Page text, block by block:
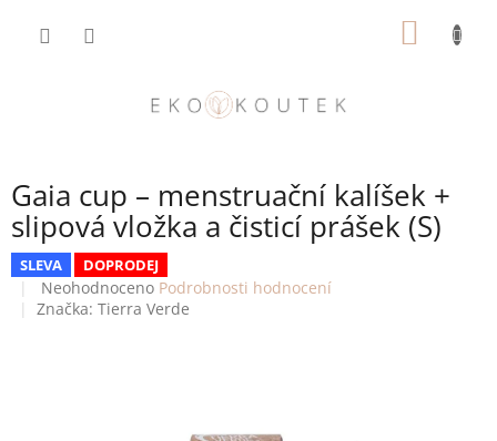
Gaia cup – menstruační kalíšek +
slipová vložka a čisticí prášek (S)
SLEVA DOPRODEJ
Průměrné
hodnocení
Neohodnoceno Podrobnosti hodnocení
Značka: Tierra Verde